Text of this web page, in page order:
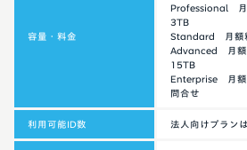
容量・料金
Professional 月
3TB
Standard 月額
Advanced 月額
15TB
Enterprise 月額
問合せ
利用可能ID数 法人向けプラン